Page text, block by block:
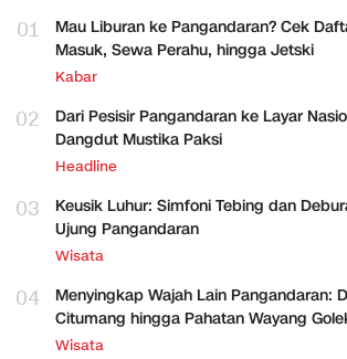
01
Mau Liburan ke Pangandaran? Cek
Masuk, Sewa Perahu, hingga Jetski
Kabar
02
Dari Pesisir Pangandaran ke Layar
Dangdut Mustika Paksi
Headline
03
Keusik Luhur: Simfoni Tebing dan
Ujung Pangandaran
Wisata
04
Menyingkap Wajah Lain Pangandaran:
Citumang hingga Pahatan Wayang
Wisata